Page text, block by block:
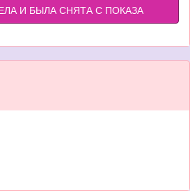
И БЫЛА СНЯТА С ПОКАЗА